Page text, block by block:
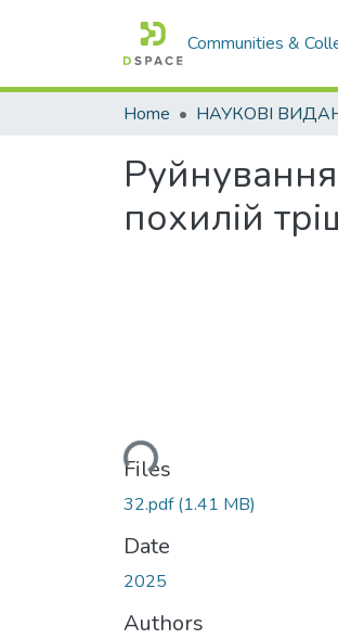
Communities &
Home
похилій
Loading...
Files
32.pdf(1.41 MB)
Date
2025
Authors